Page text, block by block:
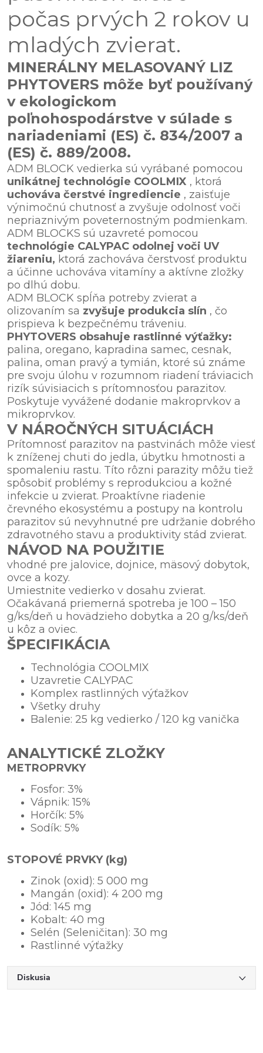
počas prvých 2 rokov u
mladých zvierat.
MINERÁLNY MELASOVANÝ LIZ
PHYTOVERS môže byť používaný
v ekologickom
poľnohospodárstve v súlade s
nariadeniami (ES) č. 834/2007 a
(ES) č. 889/2008.
ADM BLOCK vedierka sú vyrábané pomocou
unikátnej technológie COOLMIX , ktorá
uchováva čerstvé ingrediencie , zaisťuje
výnimočnú chutnosť a zvyšuje odolnosť voči
nepriaznivým poveternostným podmienkam.
ADM BLOCKS sú uzavreté pomocou
technológie CALYPAC odolnej voči UV
žiareniu, ktorá zachováva čerstvosť produktu
a účinne uchováva vitamíny a aktívne zložky
po dlhú dobu.
ADM BLOCK spĺňa potreby zvierat a
olizovaním sa zvyšuje produkcia slín , čo
prispieva k bezpečnému tráveniu.
PHYTOVERS obsahuje rastlinné výťažky:
palina, oregano, kapradina samec, cesnak,
palina, oman pravý a tymián, ktoré sú známe
pre svoju úlohu v rozumnom riadení tráviacich
rizík súvisiacich s prítomnosťou parazitov.
Poskytuje vyvážené dodanie makroprvkov a
mikroprvkov.
V NÁROČNÝCH SITUÁCIÁCH
Prítomnosť parazitov na pastvinách môže viesť
k zníženej chuti do jedla, úbytku hmotnosti a
spomaleniu rastu. Títo rôzni parazity môžu tiež
spôsobiť problémy s reprodukciou a kožné
infekcie u zvierat. Proaktívne riadenie
črevného ekosystému a postupy na kontrolu
parazitov sú nevyhnutné pre udržanie dobrého
zdravotného stavu a produktivity stád zvierat.
NÁVOD NA POUŽITIE
vhodné pre jalovice, dojnice, mäsový dobytok,
ovce a kozy.
Umiestnite vedierko v dosahu zvierat.
Očakávaná priemerná spotreba je 100 – 150
g/ks/deň u hovädzieho dobytka a 20 g/ks/deň
u kôz a oviec.
ŠPECIFIKÁCIA
Technológia COOLMIX
Uzavretie CALYPAC
Komplex rastlinných výťažkov
Všetky druhy
Balenie: 25 kg vedierko / 120 kg vanička
ANALYTICKÉ ZLOŽKY
METROPRVKY
Fosfor: 3%
Vápnik: 15%
Horčík: 5%
Sodík: 5%
STOPOVÉ PRVKY (kg)
Zinok (oxid): 5 000 mg
Mangán (oxid): 4 200 mg
Jód: 145 mg
Kobalt: 40 mg
Selén (Seleničitan): 30 mg
Rastlinné výťažky
Diskusia